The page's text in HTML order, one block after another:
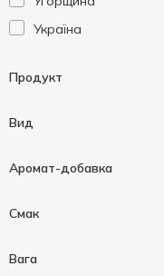
Україна
Продукт
Насіння
Вид
Аромат-добавка
Смак
Вага